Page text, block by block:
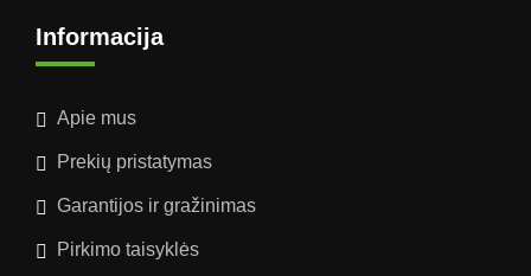
Informacija
Apie mus
Prekių pristatymas
Garantijos ir gražinimas
Pirkimo taisyklės